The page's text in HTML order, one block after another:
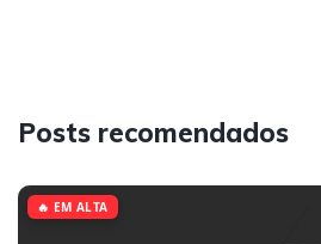
Posts recomendados
🔥 EM ALTA